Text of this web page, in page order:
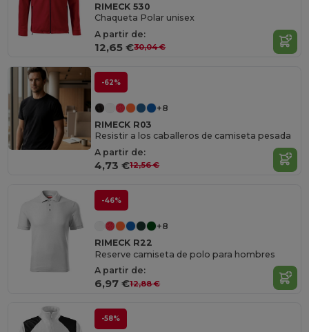
RIMECK 530
Chaqueta Polar unisex
A partir de:
12,65 €30,04 €
-62%
+8
RIMECK R03
Resistir a los caballeros de camiseta pesada
A partir de:
4,73 €12,56 €
-46%
+8
RIMECK R22
Reserve camiseta de polo para hombres
A partir de:
6,97 €12,88 €
-58%